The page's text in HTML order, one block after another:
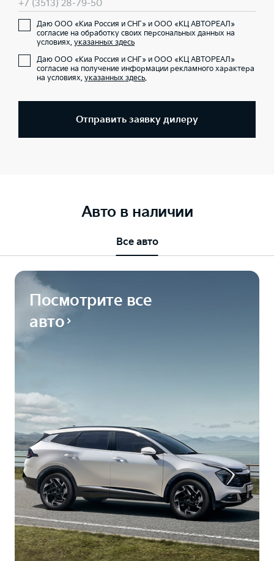
+7 (3513) 28-79-50
Даю ООО «Киа Россия и СНГ» и ООО «КЦ АВТОРЕАЛ»
согласие на обработку своих персональных данных на
условиях, указанных здесь
Даю ООО «Киа Россия и СНГ» и ООО «КЦ АВТОРЕАЛ»
согласие на получение информации рекламного характера
на условиях, указанных здесь.
Отправить заявку дилеру
Авто в наличии
Все авто
Посмотрите все
авто